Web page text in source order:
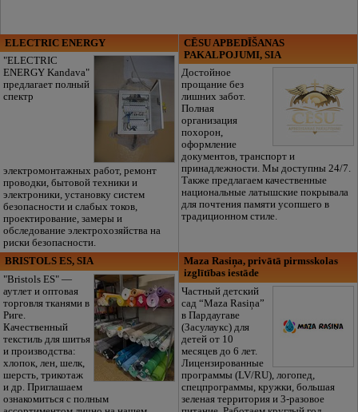
ELECTRIC ENERGY
"ELECTRIC
ENERGY Kandava"
предлагает полный
спектр
электромонтажных работ, ремонт
проводки, бытовой техники и
электроники, установку систем
безопасности и слабых токов,
проектирование, замеры и
обследование электрохозяйства на
риски безопасности.
CĒSU APBEDĪŠANAS
PAKALPOJUMI, SIA
Достойное
прощание без
лишних забот.
Полная
организация
похорон,
оформление
документов, транспорт и
принадлежности. Мы доступны 24/7.
Также предлагаем качественные
национальные латышские покрывала
для почтения памяти усопшего в
традиционном стиле.
BRISTOLS ES, SIA
"Bristols ES" —
аутлет и оптовая
торговля тканями в
Риге.
Качественный
текстиль для шитья
и производства:
хлопок, лен, шелк,
шерсть, трикотаж
и др. Приглашаем
ознакомиться с полным
Maza Rasiņa, privātā pirmsskolas
izglītības iestāde
Частный детский
сад “Maza Rasiņa”
в Пардаугаве
(Засулаукс) для
детей от 10
месяцев до 6 лет.
Лицензированные
программы (LV/RU), логопед,
спецпрограммы, кружки, большая
зеленая территория и 3-разовое